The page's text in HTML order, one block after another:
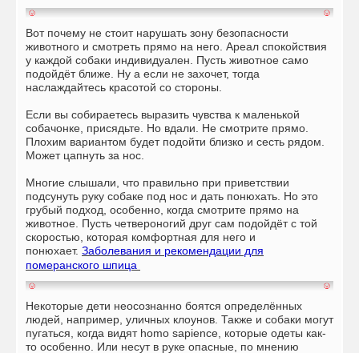
Вот почему не стоит нарушать зону безопасности
животного и смотреть прямо на него. Ареал спокойствия
у каждой собаки индивидуален. Пусть животное само
подойдёт ближе. Ну а если не захочет, тогда
наслаждайтесь красотой со стороны.
Если вы собираетесь выразить чувства к маленькой
собачонке, присядьте. Но вдали. Не смотрите прямо.
Плохим вариантом будет подойти близко и сесть рядом.
Может цапнуть за нос.
Многие слышали, что правильно при приветствии
подсунуть руку собаке под нос и дать понюхать. Но это
грубый подход, особенно, когда смотрите прямо на
животное. Пусть четвероногий друг сам подойдёт с той
скоростью, которая комфортная для него и
понюхает. Заболевания и рекомендации для
померанского шпица
Некоторые дети неосознанно боятся определённых
людей, например, уличных клоунов. Также и собаки могут
пугаться, когда видят homo sapience, которые одеты как-
то особенно. Или несут в руке опасные, по мнению